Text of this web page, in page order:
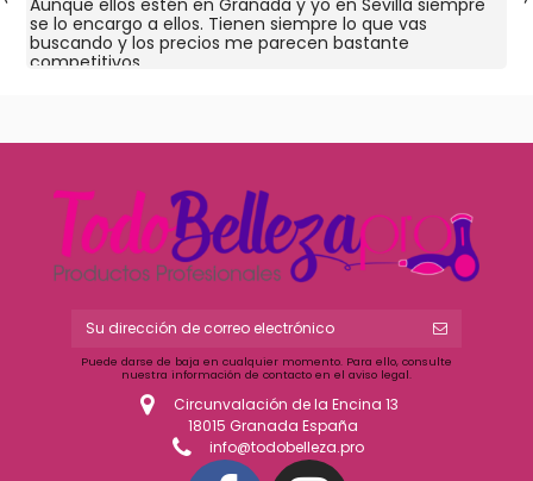
se lo encargo a ellos. Tienen siempre lo que vas
buscando y los precios me parecen bastante
competitivos.
Puede darse de baja en cualquier momento. Para ello, consulte
nuestra información de contacto en el aviso legal.
Circunvalación de la Encina 13
18015 Granada España
info@todobelleza.pro